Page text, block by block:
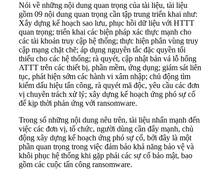
Nói về những nội dung quan trọng của tài liệu, tài liệu
gồm 09 nội dung quan trọng cần tập trung triển khai như:
Xây dựng kế hoạch sao lưu, phục hồi dữ liệu với HTTT
quan trọng; triển khai các biện pháp xác thực mạnh cho
các tài khoản truy cập hệ thống; thực hiện phân vùng truy
cập mạng chặt chẽ; áp dụng nguyên tắc đặc quyền tối
thiểu cho các hệ thống; rà quyét, cập nhật bản vá lỗ hổng
ATTT trên các thiết bị, phần mềm, ứng dụng; giám sát liên
tục, phát hiện sớm các hành vi xâm nhập; chủ động tìm
kiếm dấu hiệu tấn công, rà quyét mã độc, yêu cầu các đơn
vị chuyên trách xử lý; xây dựng kế hoạch ứng phó sự cố
để kịp thời phản ứng với ransomware.
Trong số những nội dung nêu trên, tài liệu nhấn mạnh đến
việc các đơn vị, tổ chức, người dùng cần đẩy mạnh, chủ
động xây dựng kế hoạch ứng phó sự cố, bởi đây là một
phần quan trọng trong việc đảm bảo khả năng bảo vệ và
khôi phục hệ thống khi gặp phải các sự cố bảo mật, bao
gồm các cuộc tấn công ransomware.